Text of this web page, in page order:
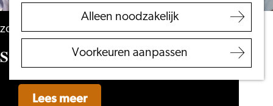
Alleen noodzakelijk
Voorkeuren aanpassen
VVV Leiden
Bereikbaarheid
Regio Leiden
zondag 20 september
Swan Market
Lees meer